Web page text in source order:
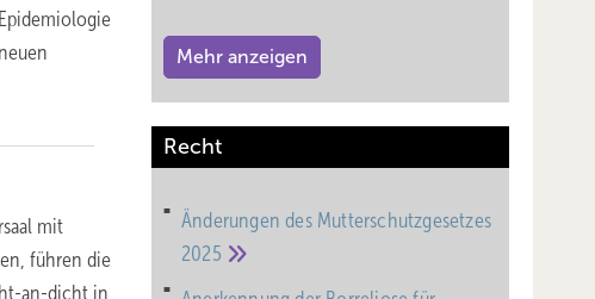
mit
führen die
an-dicht in
Mehr anzeigen
Recht
Änderungen des Mutterschutz­gesetzes
2025